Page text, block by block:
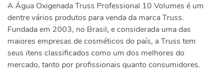
A Água Oxigenada Truss Professional 10 Volumes é um
dentre vários produtos para venda da marca Truss.
Fundada em 2003, no Brasil, e considerada uma das
maiores empresas de cosméticos do país, a Truss tem
seus itens classificados como um dos melhores do
mercado, tanto por profissionais quanto consumidores.